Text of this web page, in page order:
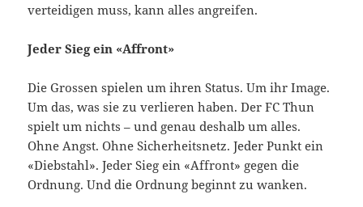
verteidigen muss, kann alles angreifen.
Jeder Sieg ein «Affront»
Die Grossen spielen um ihren Status. Um ihr Image.
Um das, was sie zu verlieren haben. Der FC Thun
spielt um nichts – und genau deshalb um alles.
Ohne Angst. Ohne Sicherheitsnetz. Jeder Punkt ein
«Diebstahl». Jeder Sieg ein «Affront» gegen die
Ordnung. Und die Ordnung beginnt zu wanken.